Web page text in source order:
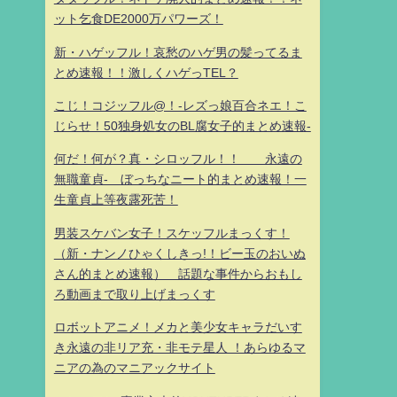
ット乞食DE2000万パワーズ！
新・ハゲッフル！哀愁のハゲ男の髪ってるま
とめ速報！！激しくハゲっTEL？
こじ！コジッフル@！-レズっ娘百合ネエ！こ
じらせ！50独身処女のBL腐女子的まとめ速報-
何だ！何が？真・シロッフル！！ 永遠の
無職童貞- ぼっちなニート的まとめ速報！一
生童貞上等夜露死苦！
男装スケバン女子！スケッフルまっくす！
（新・ナンノひゃくしきっ!！ビー玉のおいぬ
さん的まとめ速報） 話題な事件からおもし
ろ動画まで取り上げまっくす
ロボットアニメ！メカと美少女キャラだいす
き永遠の非リア充・非モテ星人 ！あらゆるマ
ニアの為のマニアックサイト